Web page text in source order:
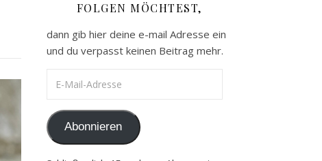
FOLGEN MÖCHTEST,
dann gib hier deine e-mail Adresse ein
und du verpasst keinen Beitrag mehr.
Abonnieren